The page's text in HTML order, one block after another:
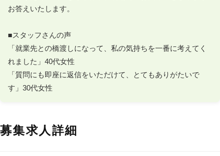
お答えいたします。
■スタッフさんの声
「就業先との橋渡しになって、私の気持ちを一番に考えてく
れました」40代女性
「質問にも即座に返信をいただけて、とてもありがたいで
す」30代女性
募集求人詳細